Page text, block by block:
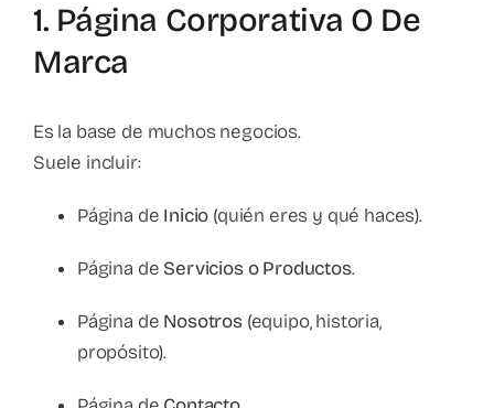
1. Página Corporativa O De
Marca
Es la base de muchos negocios.
Suele incluir:
Página de Inicio (quién eres y qué haces).
Página de Servicios o Productos.
Página de Nosotros(equipo, historia,
propósito).